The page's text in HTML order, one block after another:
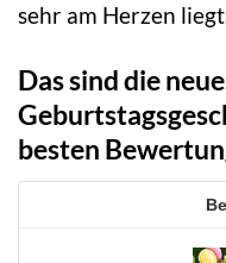
sehr am Herzen
Das sind die
besten